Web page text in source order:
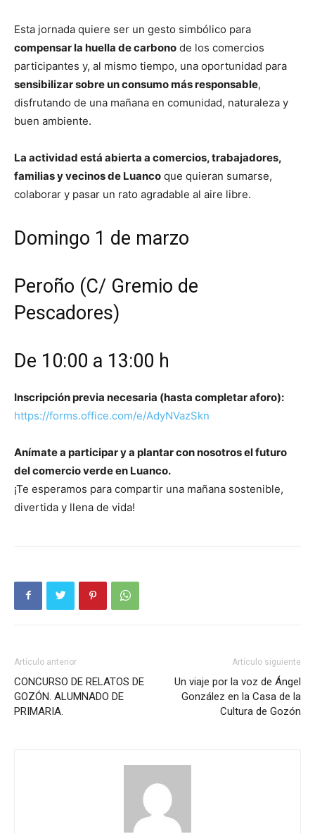
Esta jornada quiere ser un gesto simbólico para
compensar la huella de carbono de los comercios
participantes y, al mismo tiempo, una oportunidad para
sensibilizar sobre un consumo más responsable,
disfrutando de una mañana en comunidad, naturaleza y
buen ambiente.
La actividad está abierta a comercios, trabajadores,
familias y vecinos de Luanco que quieran sumarse,
colaborar y pasar un rato agradable al aire libre.
Domingo 1 de marzo
Peroño (C/ Gremio de
Pescadores)
De 10:00 a 13:00 h
Inscripción previa necesaria (hasta completar aforo):
https://forms.office.com/e/AdyNVazSkn
Anímate a participar y a plantar con nosotros el futuro
del comercio verde en Luanco.
¡Te esperamos para compartir una mañana sostenible,
divertida y llena de vida!
Artículo anterior
CONCURSO DE RELATOS DE
GOZÓN. ALUMNADO DE
PRIMARIA.
Artículo siguiente
Un viaje por la voz de Ángel
González en la Casa de la
Cultura de Gozón